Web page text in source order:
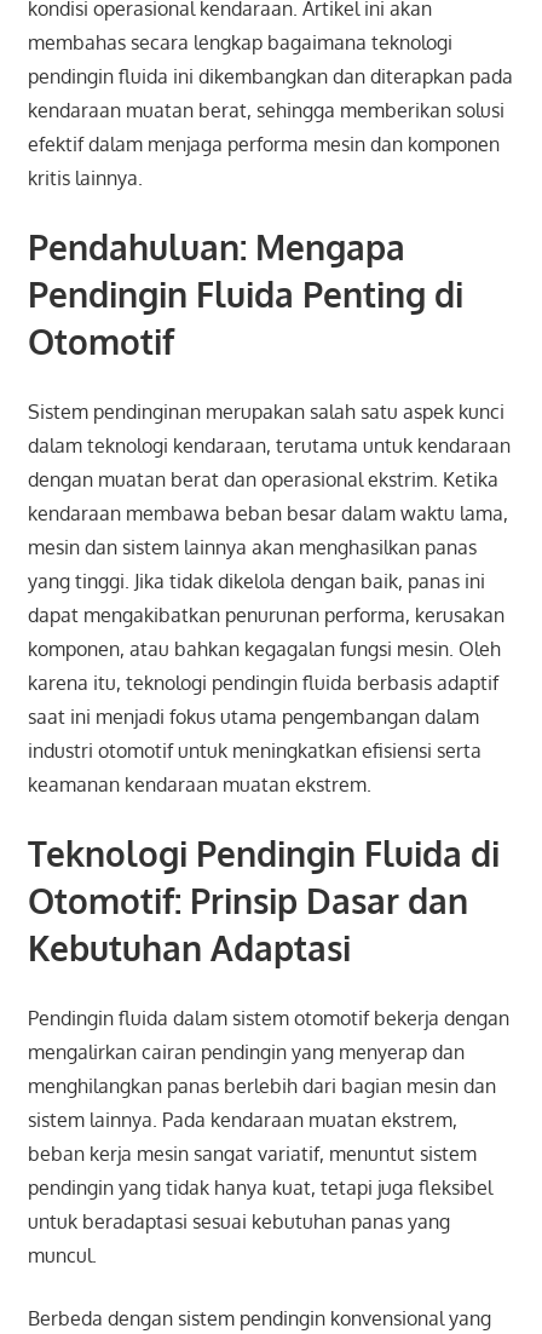
kondisi operasional kendaraan. Artikel ini akan
membahas secara lengkap bagaimana teknologi
pendingin fluida ini dikembangkan dan diterapkan pada
kendaraan muatan berat, sehingga memberikan solusi
efektif dalam menjaga performa mesin dan komponen
kritis lainnya.
Pendahuluan: Mengapa
Pendingin Fluida Penting di
Otomotif
Sistem pendinginan merupakan salah satu aspek kunci
dalam teknologi kendaraan, terutama untuk kendaraan
dengan muatan berat dan operasional ekstrim. Ketika
kendaraan membawa beban besar dalam waktu lama,
mesin dan sistem lainnya akan menghasilkan panas
yang tinggi. Jika tidak dikelola dengan baik, panas ini
dapat mengakibatkan penurunan performa, kerusakan
komponen, atau bahkan kegagalan fungsi mesin. Oleh
karena itu, teknologi pendingin fluida berbasis adaptif
saat ini menjadi fokus utama pengembangan dalam
industri otomotif untuk meningkatkan efisiensi serta
keamanan kendaraan muatan ekstrem.
Teknologi Pendingin Fluida di
Otomotif: Prinsip Dasar dan
Kebutuhan Adaptasi
Pendingin fluida dalam sistem otomotif bekerja dengan
mengalirkan cairan pendingin yang menyerap dan
menghilangkan panas berlebih dari bagian mesin dan
sistem lainnya. Pada kendaraan muatan ekstrem,
beban kerja mesin sangat variatif, menuntut sistem
pendingin yang tidak hanya kuat, tetapi juga fleksibel
untuk beradaptasi sesuai kebutuhan panas yang
muncul.
Berbeda dengan sistem pendingin konvensional yang